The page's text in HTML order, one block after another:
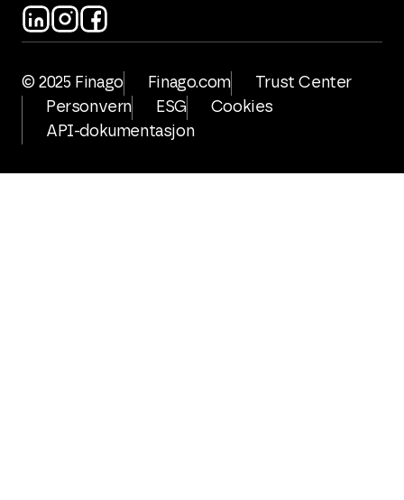
© 2025 Finago Finago.com
Trust Center
Personvern
ESG
Cookies
API-dokumentasjon